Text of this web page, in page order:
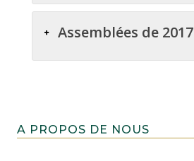
Assemblées de 2017
A PROPOS DE NOUS